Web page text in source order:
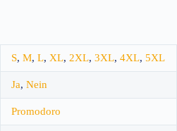
S, M, L, XL, 2XL, 3XL, 4XL, 5XL
Ja, Nein
Promodoro